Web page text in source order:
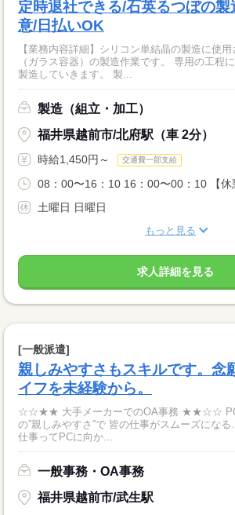
定時退社できる/石英るつぼの
意/日払いOK
【業務内容詳細】シリコン単結晶の製造に使
（ガラス容器）の製造作業です。 専用の工程
製造していきます。 製...
製造（組立・加工）
福井県越前市/北府駅（車 2分）
時給1,450円～ 交通費一部支給
08：00〜16：10 16：00〜00：10 【休
土曜日 日曜日
もっと見る
求人詳細を見る
[一般派遣]
親しみやすさもスキルです。念
イフを未経験から。
☆☆★★ 大手メーカーでのOA事務 ★★☆☆ PCスキルより最強
の”親しみやすさ”で 皆の仕事がスムーズになる…？ 実はオフ
仕事ってPCに向か...
一般事務・OA事務
福井県越前市/武生駅